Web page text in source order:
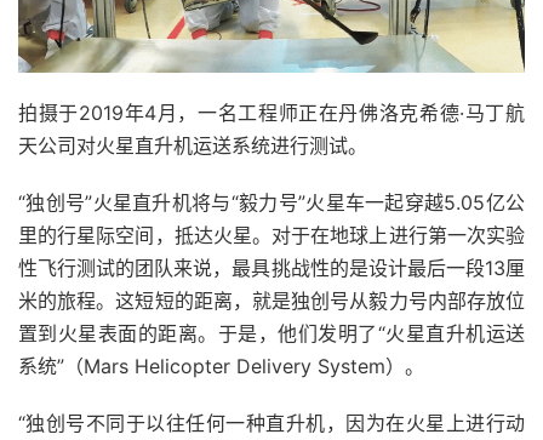
拍摄于2019年4月，一名工程师正在丹佛洛克希德·马丁航
天公司对火星直升机运送系统进行测试。
“独创号”火星直升机将与“毅力号”火星车一起穿越5.05亿公
里的行星际空间，抵达火星。对于在地球上进行第一次实验
性飞行测试的团队来说，最具挑战性的是设计最后一段13厘
米的旅程。这短短的距离，就是独创号从毅力号内部存放位
置到火星表面的距离。于是，他们发明了“火星直升机运送
系统”（Mars Helicopter Delivery System）。
“独创号不同于以往任何一种直升机，因为在火星上进行动